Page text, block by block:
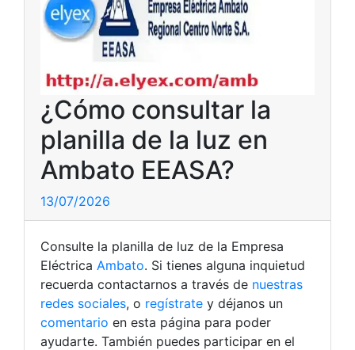
¿Cómo consultar la
planilla de la luz en
Ambato EEASA?
13/07/2026
Consulte la planilla de luz de la Empresa
Eléctrica Ambato. Si tienes alguna inquietud
recuerda contactarnos a través de nuestras
redes sociales, o regístrate y déjanos un
comentario en esta página para poder
ayudarte. También puedes participar en el